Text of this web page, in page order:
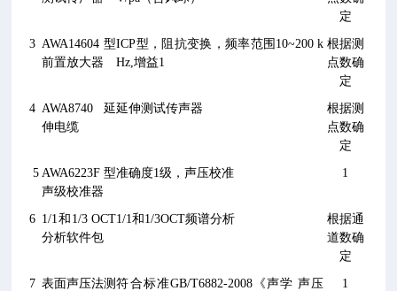
定
3 AWA14604 型
前置放大器
ICP型，阻抗变换，频率范围 10~200 k
Hz,增益1
根据测
点数确
定
4 AWA8740 延
伸电缆
延伸测试传声器
根据测
点数确
定
5 AWA6223F 型
声级校准器
准确度1级，声压校准 1
6 1/1和 1/3 OCT
分析软件包
1/1和 1/3OCT频谱分析
根据通
道数确
定
7 表面声压法测符合标准GB/T6882-2008《声学 声压
1